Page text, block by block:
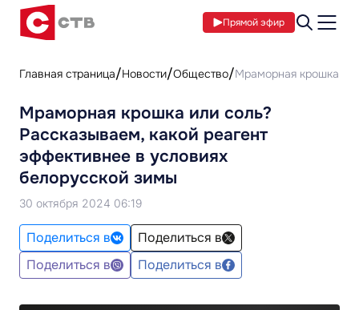
Прямой эфир
Главная страница Новости Общество Мраморная крошка
Мраморная крошка или соль?
Рассказываем, какой реагент
эффективнее в условиях
белорусской зимы
30 октября 2024 06:19
Поделиться в
Поделиться в
Поделиться в
Поделиться в